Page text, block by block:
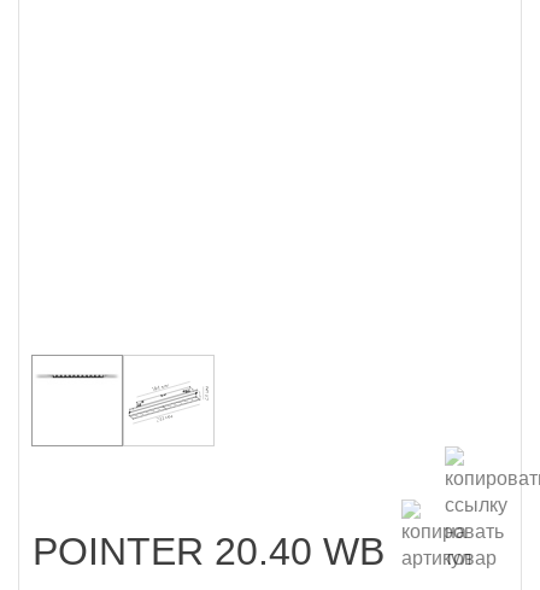
POINTER 20.40 WB